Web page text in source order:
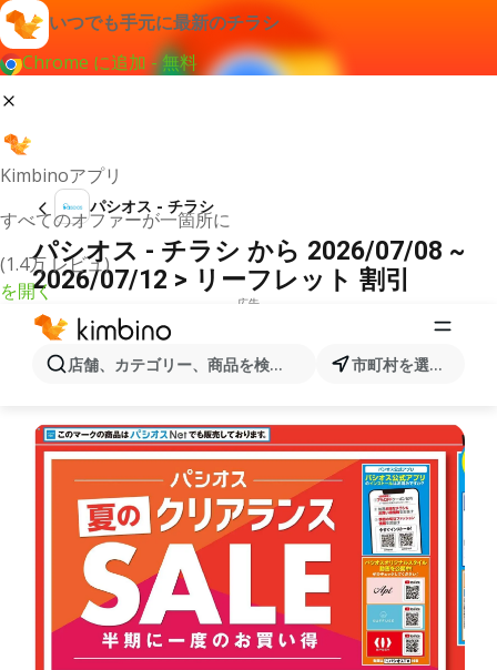
いつでも手元に最新のチラシ
Chrome に追加 - 無料
Kimbinoアプリ
すべてのオファーが一箇所に
(1.4万 レビュ)
を開く
店舗、カテゴリー、商品を検索... 市町村を選択します
パシオス - チラシ
パシオス - チラシ から 2026/07/08 ~
2026/07/12 > リーフレット 割引
広告